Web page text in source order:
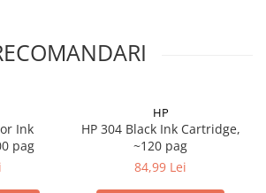
Ink
pag
HP
HP 304 Black Ink Cartridge,
~120 pag
84,99 Lei